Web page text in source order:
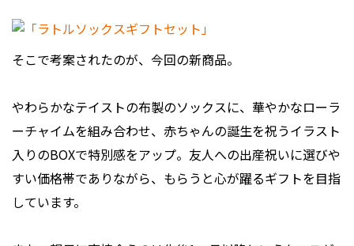
そこで考案されたのが、今回の新商品。
やわらかなテイストの布製のソックスに、華やかなローラ
ーチャイムを組み合わせ、赤ちゃんの誕生を祝うイラスト
入りのBOXで特別感をアップ。友人への出産祝いに選びや
すい価格帯でありながら、もらうと心が躍るギフトを目指
しています。